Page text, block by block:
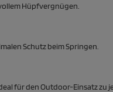
Hüpfvergnügen.
Schutz beim Springen.
für den Outdoor-Einsatz zu